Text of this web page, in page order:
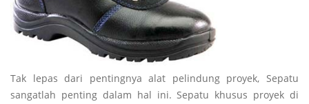
Tak lepas dari pentingnya alat pelindung proyek, Sepatu
sangatlah penting dalam hal ini. Sepatu khusus proyek di